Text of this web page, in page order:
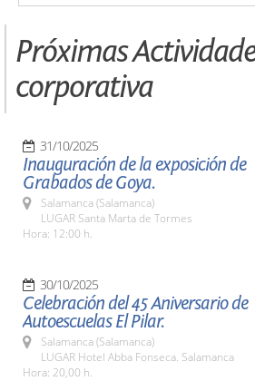
Próximas
corporativa
31/10/2025
Inauguración de la exposición de
Grabados de Goya.
Salamanca (Salamanca)
LUGAR Santa Marta de Tormes
Hora: 12:00 h.
30/10/2025
Celebración del 45 Aniversario de
Autoescuelas El Pilar.
Salamanca (Salamanca)
LUGAR Hotel Abba Fonseca. Salamanca
Hora: 20,00 h.